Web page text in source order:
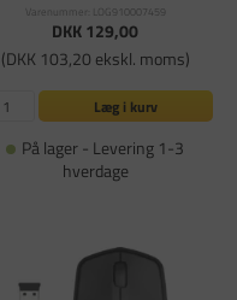
Varenummer: LOG910007459
DKK 129,00
(DKK 103,20 ekskl. moms)
Læg i kurv
På lager - Levering 1-3
hverdage